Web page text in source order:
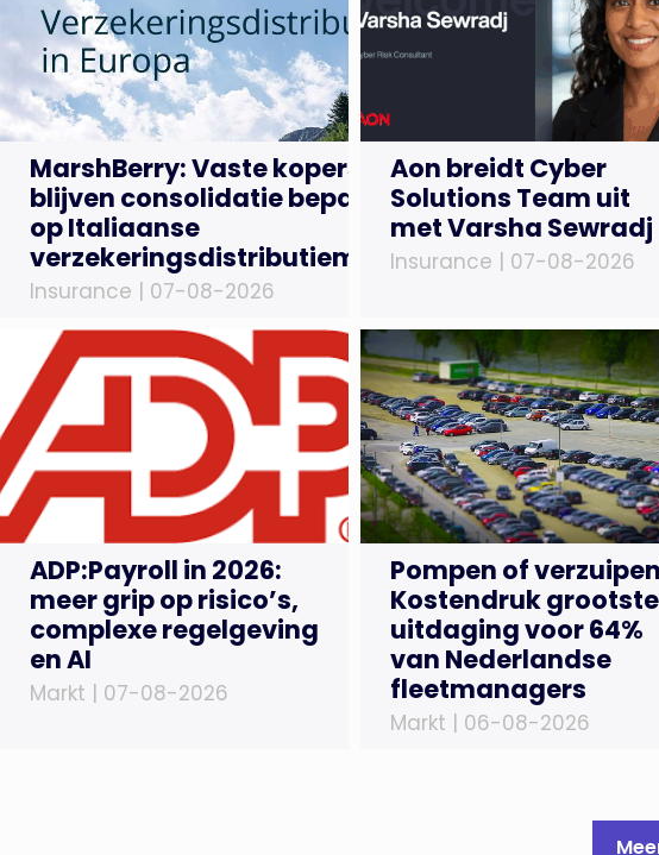
MarshBerry: Vaste kopers
blijven consolidatie bepalen
op Italiaanse
verzekeringsdistributiemarkt
Insurance | 07-08-2026
Aon breidt Cyber
Solutions Team uit
met Varsha Sewradj
Insurance | 07-08-2026
ADP:Payroll in 2026:
meer grip op risico’s,
complexe regelgeving
en AI
Markt | 07-08-2026
Pompen of
Kostendruk grootste
uitdaging voor 64%
van Nederlandse
fleetmanagers
Markt | 06-08-2026